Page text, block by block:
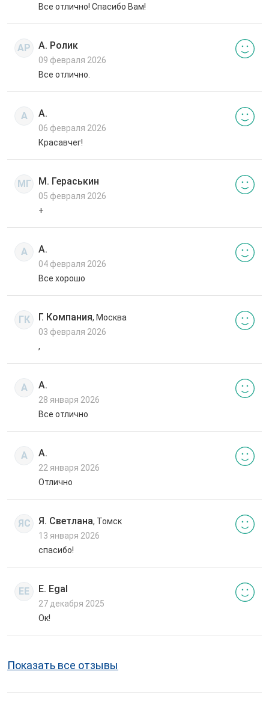
Все отлично! Спасибо Вам!
АР А. Ролик
09 февраля 2026
Все отлично.
А А.
06 февраля 2026
Красавчег!
МГ М. Гераськин
05 февраля 2026
+
А А.
04 февраля 2026
Все хорошо
ГК Г. Компания, Москва
03 февраля 2026
,
А А.
28 января 2026
Все отлично
А А.
22 января 2026
Отлично
ЯС Я. Светлана, Томск
13 января 2026
спасибо!
EE E. Egal
27 декабря 2025
Ок!
Показать все отзывы